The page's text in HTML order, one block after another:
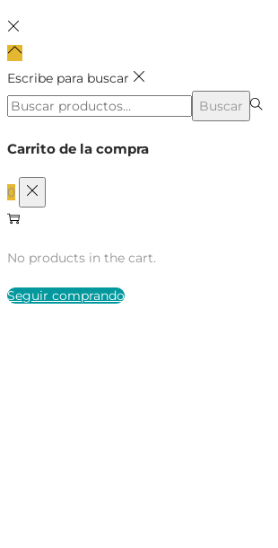
Escribe para buscar
Búsqueda
Buscar
Carrito de la compra
0
No products in the cart.
Seguir comprando